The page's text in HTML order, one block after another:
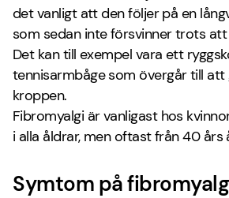
det vanligt att den följer på en
som sedan inte försvinner trots att
Det kan till exempel vara ett
tennisarmbåge som övergår till att
kroppen.
Fibromyalgi är vanligast hos
i alla åldrar, men oftast från 40 års
Symtom på